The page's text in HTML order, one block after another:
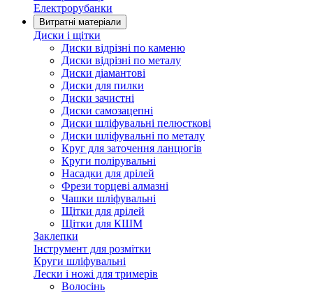
Електрорубанки
Витратні матеріали
Диски і щітки
Диски відрізні по каменю
Диски відрізні по металу
Диски діамантові
Диски для пилки
Диски зачистні
Диски самозацепні
Диски шліфувальні пелюсткові
Диски шліфувальні по металу
Круг для заточення ланцюгів
Круги полірувальні
Насадки для дрілей
Фрези торцеві алмазні
Чашки шліфувальні
Щітки для дрілей
Щітки для КШМ
Заклепки
Інструмент для розмітки
Круги шліфувальні
Лески і ножі для тримерів
Волосінь